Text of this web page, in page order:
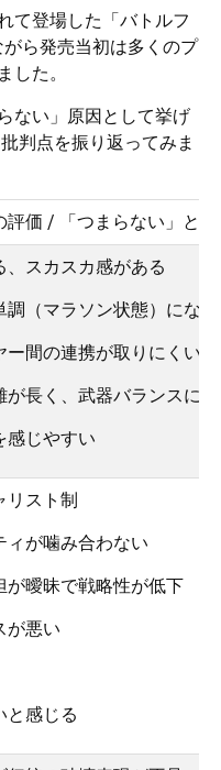
て登場した「バトルフ
ら発売当初は多くのプ
した。
ない」原因として挙げ
判点を振り返ってみま
評価 / 「つまらない」と
、スカスカ感がある
調（マラソン状態）にな
ー間の連携が取りにくい
が長く、武器バランスに
感じやすい
リスト制
ィが噛み合わない
が曖昧で戦略性が低下
が悪い
と感じる